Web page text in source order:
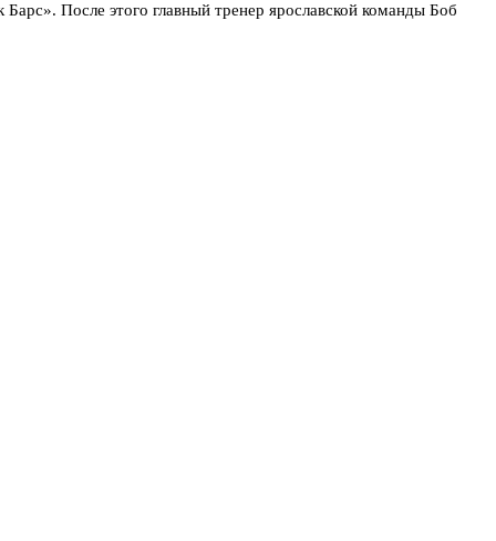
После этого главный тренер ярославской команды Боб